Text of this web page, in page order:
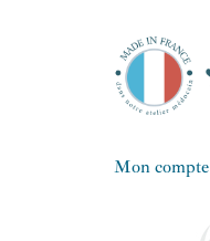
Mon compte